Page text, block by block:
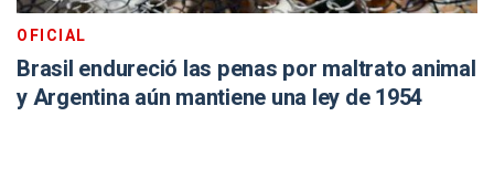
OFICIAL
Brasil endureció las penas por maltrato animal
y Argentina aún mantiene una ley de 1954